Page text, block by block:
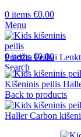
0 items €0.00
Menu
0items €0.00
Search
PradžiaPeiliai
Kišeninis peilis
Back to products
Haller Carbon